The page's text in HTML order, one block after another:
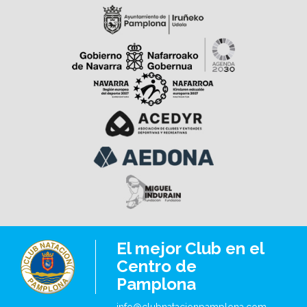
intolerancias alimentarias deberán comunicarlo
previamente escribiendo a
coordinador@clubnatacionpamplona.com en aquellas
actividades en las que se sirvan alimentos. Para la
Fiesta Tropical del viernes 21 de agosto será necesario
retirar un ticket en oficinas hasta el 20 de agosto para
facilitar la organización. El viernes 21 de agosto, con
motivo de la Discoteca Acuática, el acceso de
personas no socias estará limitado a quienes
dispongan de entrada de día correspondiente. ¡Os
esperamos para disfrutar juntos de una semana repleta
de actividades y diversión en el Club!
Una excelente oportunidad para compartir una
agradable tarde de verano en familia o con amigos,
disfrutar de la música en directo y seguir viviendo el
¡Os esperamos este viernes a las 20:00 h en la Plaza
del Club!
El mejor Club en el
Centro de
Pamplona